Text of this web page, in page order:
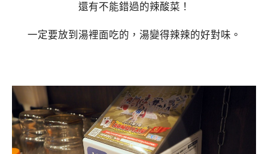
還有不能錯過的辣酸菜！
一定要放到湯裡面吃的，湯變得辣辣的好對味。